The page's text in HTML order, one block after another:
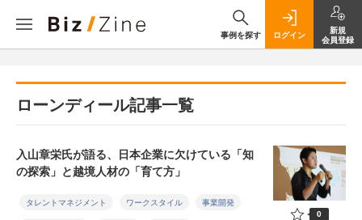
事例を探す ログイン
新規
会員登録
ローンディール記事一覧
入山章栄氏が語る、日本企業に欠けている「知
の探索」と越境人材の「育て方」
タレントマネジメント ワークスタイル 事業開発
0